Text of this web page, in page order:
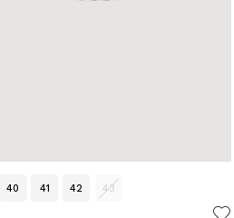
40 41 42 43